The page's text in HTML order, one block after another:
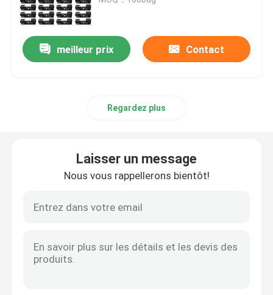
Glande de câble électrique
Joint en plastique de sécurité
meilleur prix Contact
Regardez plus
Laisser un message
Nous vous rappellerons bientôt!